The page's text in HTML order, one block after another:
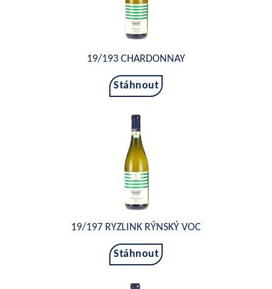
19/193 CHARDONNAY
Stáhnout
19/197 RYZLINK RÝNSKÝ VOC
Stáhnout